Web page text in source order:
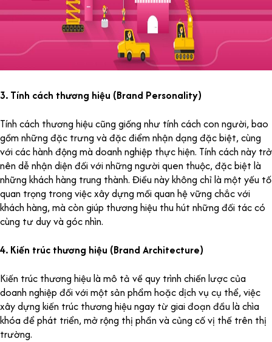
3. Tính cách thương hiệu (Brand Personality)
Tính cách thương hiệu cũng giống như tính cách con người, bao
gồm những đặc trưng và đặc điểm nhận dạng đặc biệt, cùng
với các hành động mà doanh nghiệp thực hiện. Tính cách này trở
nên dễ nhận diện đối với những người quen thuộc, đặc biệt là
những khách hàng trung thành. Điều này không chỉ là một yếu tố
quan trọng trong việc xây dựng mối quan hệ vững chắc với
khách hàng, mà còn giúp thương hiệu thu hút những đối tác có
cùng tư duy và góc nhìn.
4. Kiến trúc thương hiệu (Brand Architecture)
Kiến trúc thương hiệu là mô tả về quy trình chiến lược của
doanh nghiệp đối với một sản phẩm hoặc dịch vụ cụ thể, việc
xây dựng kiến trúc thương hiệu ngay từ giai đoạn đầu là chìa
khóa để phát triển, mở rộng thị phần và củng cố vị thế trên thị
trường.